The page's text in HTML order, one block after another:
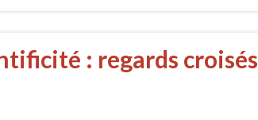
: regards croisés